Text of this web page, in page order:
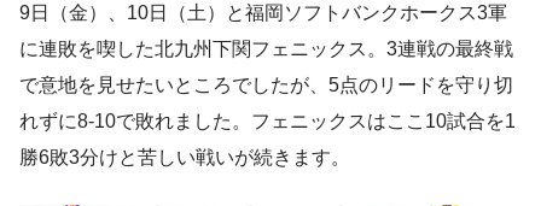
9日（金）、10日（土）と福岡ソフトバンクホークス3軍
に連敗を喫した北九州下関フェニックス。3連戦の最終戦
で意地を見せたいところでしたが、5点のリードを守り切
れずに8-10で敗れました。フェニックスはここ10試合を1
勝6敗3分けと苦しい戦いが続きます。